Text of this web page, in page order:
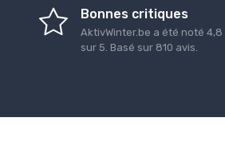
Bonnes critiques
AktivWinter.be a été noté 4,8
sur 5. Basé sur 810 avis.